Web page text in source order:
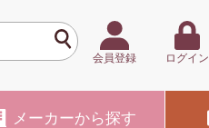
会員登録 ログイン
メーカーから探す